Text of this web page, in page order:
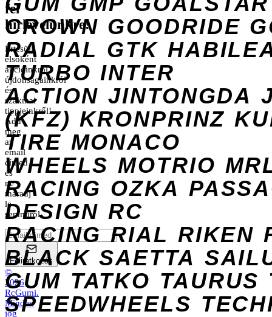
CROWN GOODRIDE
RADIAL GTK
TURBO INTER
ACTION JINTONGDA
(KFZ) KRONPRINZ
TIRE MONACO
WHEELS MOTRIO
RACING OZKA
DESIGN RC
RACING RIAL RIKEN
BLACK SAETTA
GUM TATKO TAURUS
SPEEDWHEELS
fel
hírlevelünkre!
Értesülj
elsőként
akcióinkról,
újdonságainkról
és
szakmai
tippjeinkről!
Add
meg
az
email
címed
és
ne
maradj
le
semmiről.
Feliratkozás
©
2026
RcGumi.
Minden
jog